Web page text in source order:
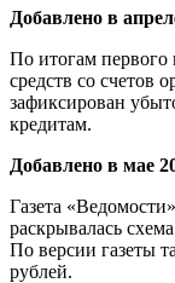
Добавлено в
По итогам первого
средств со счетов
зафиксирован
кредитам.
Добавлено в мае
Газета
раскрывалась
По версии газеты
рублей.